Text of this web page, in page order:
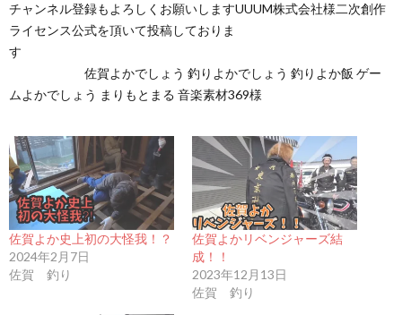
チャンネル登録もよろしくお願いしますUUUM株式会社様二次創作
ライセンス公式を頂いて投稿しておりま
す
佐賀よかでしょう 釣りよかでしょう 釣りよか飯 ゲー
ムよかでしょう まりもとまる 音楽素材369様
佐賀よか史上初の大怪我！？
2024年2月7日
佐賀 釣り
佐賀よかリベンジャーズ結
成！！
2023年12月13日
佐賀 釣り